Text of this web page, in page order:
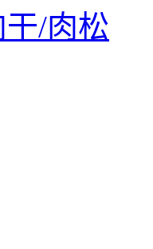
/肉松